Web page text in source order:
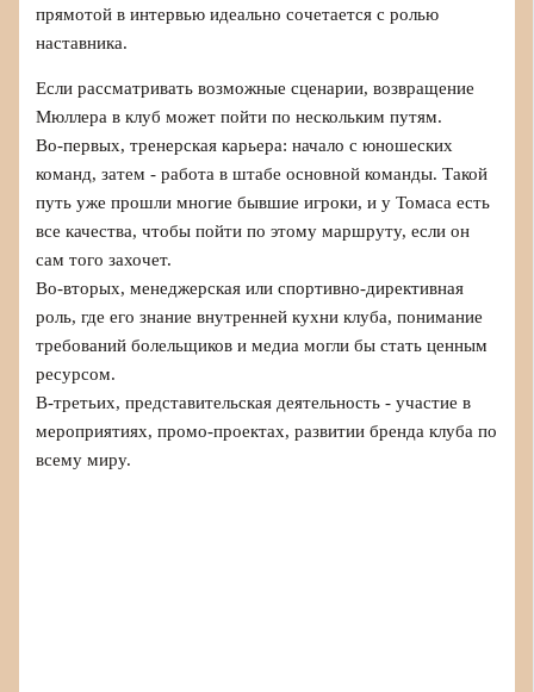
прямотой в интервью идеально сочетается с ролью
наставника.
Если рассматривать возможные сценарии, возвращение
Мюллера в клуб может пойти по нескольким путям.
Во‑первых, тренерская карьера: начало с юношеских
команд, затем - работа в штабе основной команды. Такой
путь уже прошли многие бывшие игроки, и у Томаса есть
все качества, чтобы пойти по этому маршруту, если он
сам того захочет.
Во‑вторых, менеджерская или спортивно-директивная
роль, где его знание внутренней кухни клуба, понимание
требований болельщиков и медиа могли бы стать ценным
ресурсом.
В‑третьих, представительская деятельность - участие в
мероприятиях, промо-проектах, развитии бренда клуба по
всему миру.